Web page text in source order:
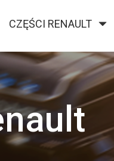
CZĘŚCI RENAULT